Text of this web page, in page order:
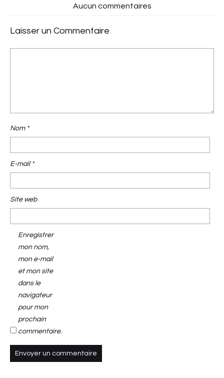
Aucun commentaires
Laisser un Commentaire
Nom *
E-mail *
Site web
Enregistrer
mon nom,
mon e-mail
et mon site
dans le
navigateur
pour mon
prochain
commentaire.